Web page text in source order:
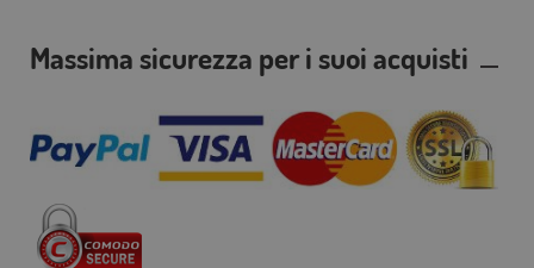
Massima sicurezza per i suoi acquisti